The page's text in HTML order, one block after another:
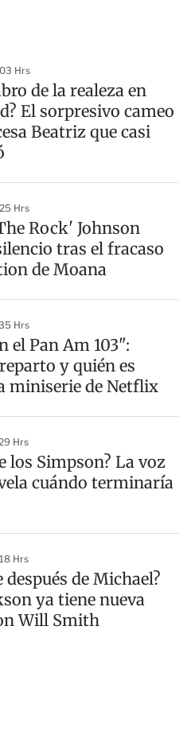
Hrs
de la realeza en
El sorpresivo cameo
Beatriz que casi
Hrs
Rock' Johnson
tras el fracaso
de Moana
Hrs
el Pan Am 103":
y quién es
miniserie de Netflix
Hrs
los Simpson? La voz
cuándo terminaría
Hrs
después de Michael?
ya tiene nueva
Will Smith